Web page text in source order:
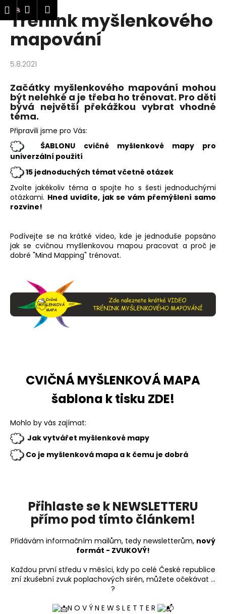
Přejít
obsah
Přihlášení
Nákupní
košík
Menu
Trénink myšlenkového
mapování
5.8.2021
Začátky myšlenkového mapování mohou
být nelehké a je třeba ho trénovat. Pro děti
bývá největší překážkou vybrat vhodné
téma.
Připravili jsme pro Vás:
ŠABLONU cvičné myšlenkové mapy pro
univerzální použití
15 jednoduchých témat včetně otázek
Zvolte jakékoliv téma a spojte ho s šesti jednoduchými
otázkami. Hned uvidíte, jak se vám přemýšlení samo
rozvine!
Podívejte se na krátké video, kde je jednoduše popsáno
jak se cvičnou myšlenkovou mapou pracovat a proč je
dobré "Mind Mapping" trénovat.
CVIČNÁ MYŠLENKOVÁ MAPA
šablona k tisku ZDE!
Mohlo by vás zajímat:
Jak vytvářet myšlenkové mapy
Co je myšlenková mapa a k čemu je dobrá
Přihlaste se k NEWSLETTERU
přímo pod tímto článkem!
Přidávám informačním mailům, tedy newsletterům, nový
formát - ZVUKOVÝ!
Každou první středu v měsíci, kdy po celé České republice
zní zkušební zvuk poplachových sirén, můžete očekávat ...
?
N O V Ý N E W S L E T T E R
K
o Zpět
Zpět
o
p
o
t
ř
e
b
u
j
e
t
e
a
j
?
o
r
u
č
u
PŘEVODY
JEDNOTEK
15
Kč